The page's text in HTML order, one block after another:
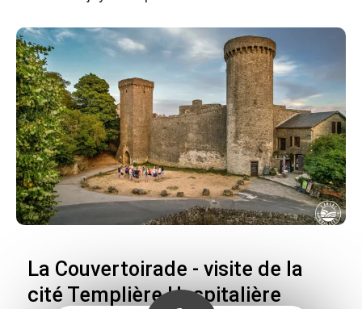
La Couvertoirade - visite de la
cité Templière Hospitalière